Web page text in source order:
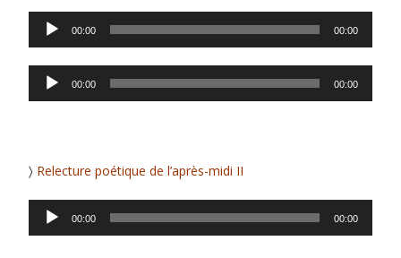
Lecteur
audio
00:00 00:00
Lecteur
audio
00:00 00:00
〉 Relecture poétique de l’après-midi II
Lecteur
audio
00:00 00:00